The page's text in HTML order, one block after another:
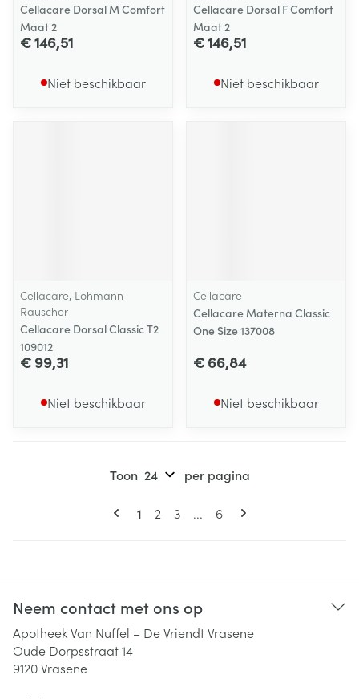
Cellacare Dorsal M Comfort
Maat 2
€ 146,51
Niet beschikbaar
Cellacare Dorsal F Comfort
Maat 2
€ 146,51
Niet beschikbaar
Cellacare, Lohmann
Rauscher
Cellacare Dorsal Classic T2
109012
€ 99,31
Niet beschikbaar
Cellacare
Cellacare Materna Classic
One Size 137008
€ 66,84
Niet beschikbaar
Pagina's
U lees momenteel pagina
1 Pagina
2 Pagina
3 ... Pagina
6
Toon per pagina
Neem contact met ons op
Apotheek Van Nuffel – De Vriendt Vrasene
Oude Dorpsstraat 14
9120Vrasene